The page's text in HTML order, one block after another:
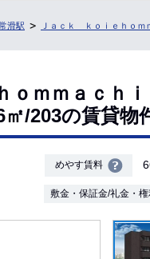
滑駅 Ｊａｃｋ ｋｏｉｅｈｏｍ
ｏｍｍａｃｈ
/203の賃貸物
めやす賃料
敷金・保証金/礼金・